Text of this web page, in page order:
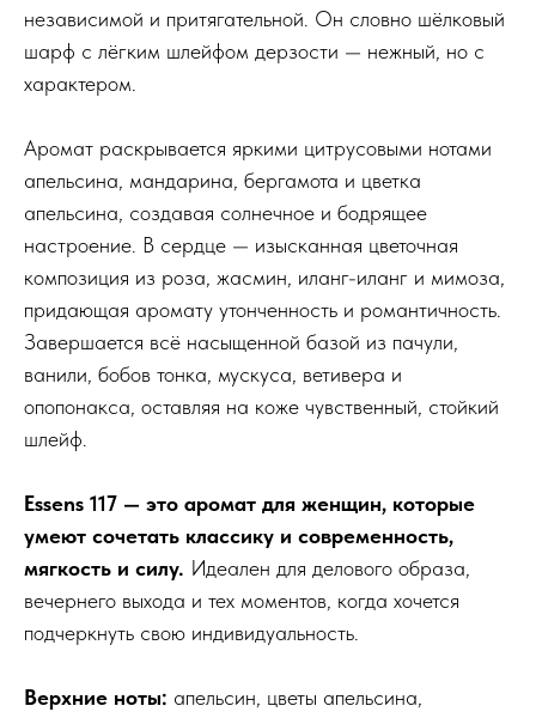
независимой и притягательной. Он словно шёлковый
шарф с лёгким шлейфом дерзости — нежный, но с
характером.
Аромат раскрывается яркими цитрусовыми нотами
апельсина, мандарина, бергамота и цветка
апельсина, создавая солнечное и бодрящее
настроение. В сердце — изысканная цветочная
композиция из роза, жасмин, иланг-иланг и мимоза,
придающая аромату утонченность и романтичность.
Завершается всё насыщенной базой из пачули,
ванили, бобов тонка, мускуса, ветивера и
опопонакса, оставляя на коже чувственный, стойкий
шлейф.
Essens 117 — это аромат для женщин, которые
умеют сочетать классику и современность,
мягкость и силу. Идеален для делового образа,
вечернего выхода и тех моментов, когда хочется
подчеркнуть свою индивидуальность.
Верхние ноты: апельсин, цветы апельсина,